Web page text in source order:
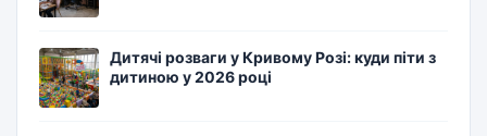
Дитячі розваги у Кривому Розі: куди піти з
дитиною у 2026 році